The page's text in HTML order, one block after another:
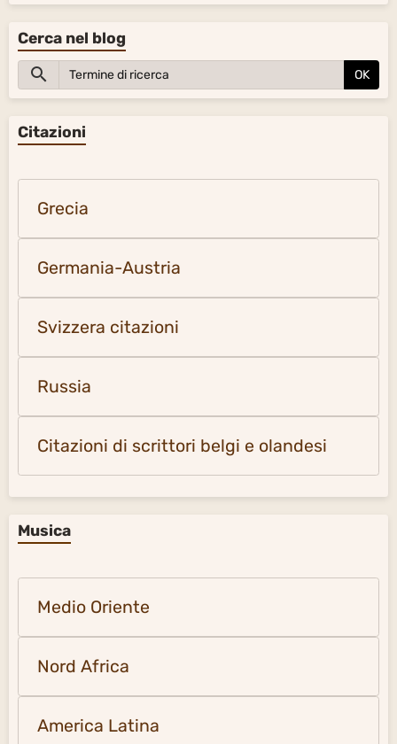
Cerca nel blog
OK
Citazioni
Grecia
Germania-Austria
Svizzera citazioni
Russia
Citazioni di scrittori belgi e olandesi
Musica
Medio Oriente
Nord Africa
America Latina